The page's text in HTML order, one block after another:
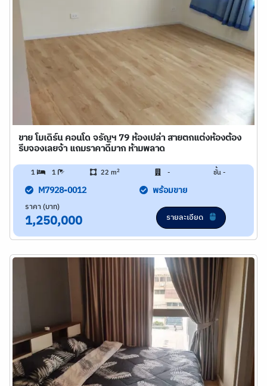
ขาย โมเดิร์น คอนโด จรัญฯ 79 ห้องเปล่า สายตกแต่งห้องต้อง
รีบจองเลยจ้า แถมราคาดีมาก ห้ามพลาด
1 1 22 m2 - ชั้น -
M7928-0012 พร้อมขาย
ราคา (บาท)
1,250,000 รายละเอียด